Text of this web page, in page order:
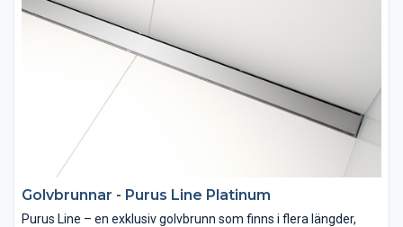
Golvbrunnar - Purus Line Platinum
Purus Line – en exklusiv golvbrunn som finns i flera längder,